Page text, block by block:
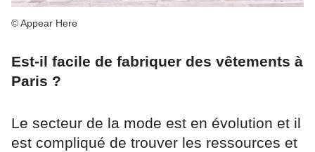
© Appear Here
Est-il facile de fabriquer des vêtements à
Paris ?
Le secteur de la mode est en évolution et il
est compliqué de trouver les ressources et